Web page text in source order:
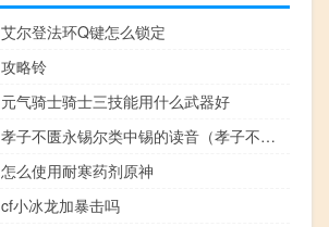
艾尔登法环Q键怎么锁定
攻略铃
元气骑士骑士三技能用什么武器好
孝子不匮永锡尔类中锡的读音（孝子不匮永锡尔类）
怎么使用耐寒药剂原神
cf小冰龙加暴击吗